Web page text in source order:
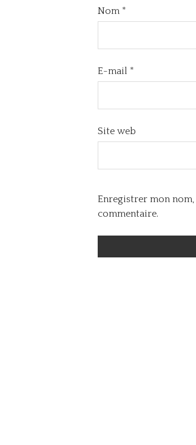
Nom *
E-mail *
Site web
Enregistrer mon
commentaire.